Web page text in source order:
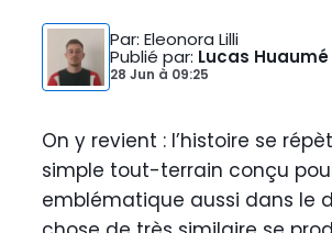
Par: Eleonora Lilli
Publié par: Lucas Huaumé
28 Jun à 09:25
On y revient : l’histoire se
simple tout-terrain conçu
emblématique aussi dans le